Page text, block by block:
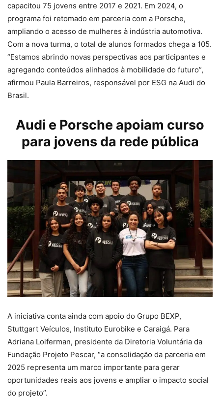
capacitou 75 jovens entre 2017 e 2021. Em 2024, o
programa foi retomado em parceria com a Porsche,
ampliando o acesso de mulheres à indústria automotiva.
Com a nova turma, o total de alunos formados chega a 105.
“Estamos abrindo novas perspectivas aos participantes e
agregando conteúdos alinhados à mobilidade do futuro”,
afirmou Paula Barreiros, responsável por ESG na Audi do
Brasil.
Audi e Porsche apoiam curso
para jovens da rede pública
A iniciativa conta ainda com apoio do Grupo BEXP,
Stuttgart Veículos, Instituto Eurobike e Caraigá. Para
Adriana Loiferman, presidente da Diretoria Voluntária da
Fundação Projeto Pescar, “a consolidação da parceria em
2025 representa um marco importante para gerar
oportunidades reais aos jovens e ampliar o impacto social
do projeto”.